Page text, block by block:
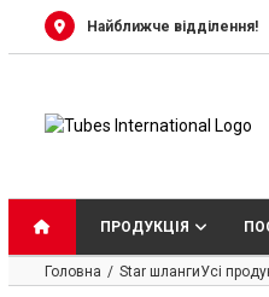
Найближче відділення!
ПРОДУКЦІЯ
Головна Star шлангиУсі